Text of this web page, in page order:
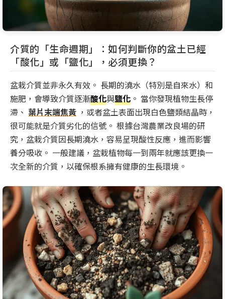
介質的「生命週期」：如何判斷你的盆土已經
「酸化」或「鹽化」，必須更換？
盆栽介質並非永久有效。 長期的澆水（特別是自來水）和
施肥，會導致介質逐漸酸化與鹽化 。 當你發現植物生長停
滯、 葉片末端焦黃 ，或者盆土表面出現白色鹽類結晶時，
很可能就是介質劣化的信號。 根據台灣農業改良場的研
究，盆栽介質因長期澆水，容易呈現酸性反應，進而影響
養分吸收。 一般建議，盆栽植物每一到兩年就應該更換一
次全新的介質，以確保根系擁有健康的生長環境。